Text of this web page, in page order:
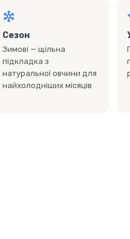
Сезон
Зимові — щільна
підкладка з
натуральної овчини для
найхолодніших місяців